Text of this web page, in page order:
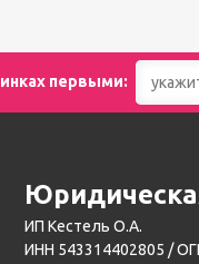
первыми:
ИП Кестель О.А.
ИНН 543314402805 /